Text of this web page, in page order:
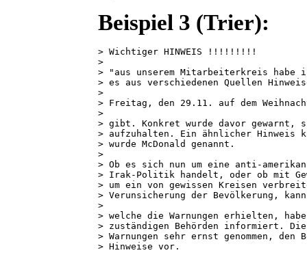
Beispiel 3 (Trier):
> Wichtiger HINWEIS !!!!!!!!!
>
> "aus unserem Mitarbeiterkreis
> es aus verschiedenen Quellen
>
> Freitag, den 29.11. auf dem
>
> gibt. Konkret wurde davor gewarnt,
> aufzuhalten. Ein ähnlicher Hinweis
> wurde McDonald genannt.
>
> Ob es sich nun um eine anti-
> Irak-Politik handelt, oder ob mit
> um ein von gewissen Kreisen
> Verunsicherung der Bevölkerung,
>
> welche die Warnungen erhielten,
> zuständigen Behörden informiert.
> Warnungen sehr ernst genommen,
> Hinweise vor.